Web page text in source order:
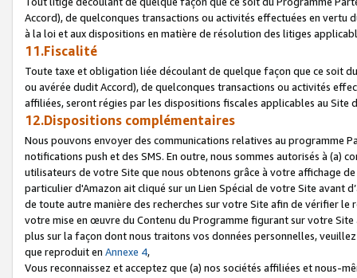
Accord), de quelconques transactions ou activités effectuées en vertu
à la loi et aux dispositions en matière de résolution des litiges
11.Fiscalité
Toute taxe et obligation liée découlant de quelque façon que ce soit
ou avérée dudit Accord), de quelconques transactions ou activités
affiliées, seront régies par les dispositions fiscales applicables au Site
12.Dispositions complémentaires
Nous pouvons envoyer des communications relatives au programme
notifications push et des SMS. En outre, nous sommes autorisés à
utilisateurs de votre Site que nous obtenons grâce à votre affichage
particulier d'Amazon ait cliqué sur un Lien Spécial de votre Site avant
de toute autre manière des recherches sur votre Site afin de vérifier
votre mise en œuvre du Contenu du Programme figurant sur votre
plus sur la façon dont nous traitons vos données personnelles,
que reproduit en Annexe 4,
Vous reconnaissez et acceptez que (a) nos sociétés affiliées et nous-